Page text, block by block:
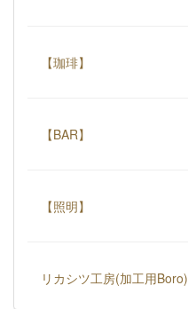
【珈琲】
【BAR】
【照明】
リカシツ工房(加工用Boro)